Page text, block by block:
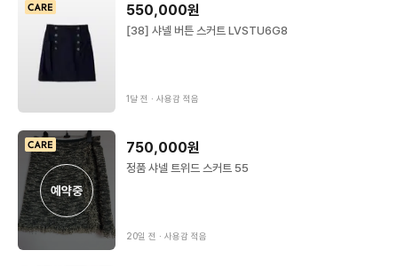
550,000원
[38] 샤넬 버튼 스커트 LVSTU6G8
1달 전 ∙ 사용감 적음
예약중
750,000원
정품 샤넬 트위드 스커트 55
20일 전 ∙ 사용감 적음